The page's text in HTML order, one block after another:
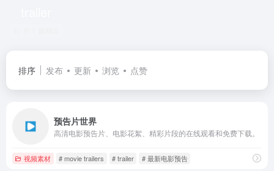
排序 发布 更新 浏览 点赞
预告片世界
高清电影预告片、电影花絮、精彩片段的在线观看和免费下载。
视频素材 # movie trailers # trailer # 最新电影预告